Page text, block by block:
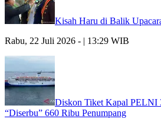
Kisah Haru di Balik
Rabu, 22 Juli 2026 - | 13:29 WIB
Diskon Tiket Kapal PELNI
“Diserbu” 660 Ribu Penumpang